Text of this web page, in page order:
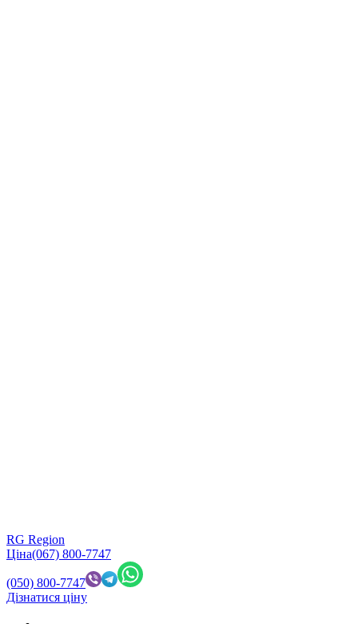
RG Region
Ціна(067) 800-7747
(050) 800-7747
Дізнатися ціну